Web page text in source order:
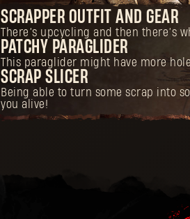
SCRAPPER OUTFIT AND GEAR
There’s upcycling and then there’s
PATCHY PARAGLIDER
This paraglider might have more
SCRAP SLICER
Being able to turn some scrap into
you alive!